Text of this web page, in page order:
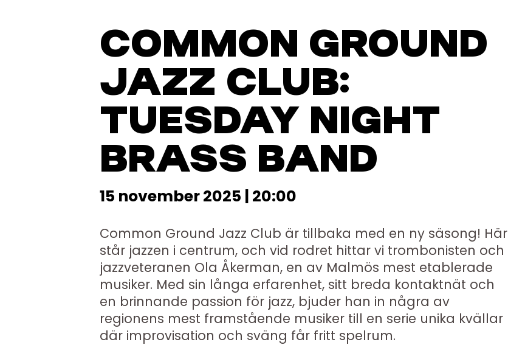
COMMON GROUND
JAZZ CLUB:
TUESDAY NIGHT
BRASS BAND
15 november 2025 | 20:00
Common Ground Jazz Club är tillbaka med en ny säsong! Här
står jazzen i centrum, och vid rodret hittar vi trombonisten och
jazzveteranen Ola Åkerman, en av Malmös mest etablerade
musiker. Med sin långa erfarenhet, sitt breda kontaktnät och
en brinnande passion för jazz, bjuder han in några av
regionens mest framstående musiker till en serie unika kvällar
där improvisation och sväng får fritt spelrum.